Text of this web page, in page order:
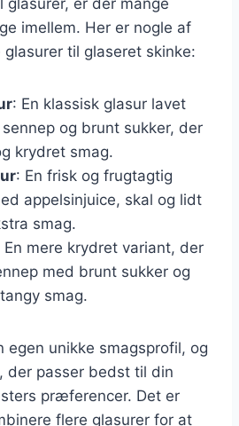
imellem. Her er nogle af
til glaseret skinke:
: En klassisk glasur lavet
og brunt sukker, der
krydret smag.
: En frisk og frugtagtig
appelsinjuice, skal og lidt
smag.
En mere krydret variant, der
med brunt sukker og
smag.
egen unikke smagsprofil, og
der passer bedst til din
præferencer. Det er
flere glasurer for at